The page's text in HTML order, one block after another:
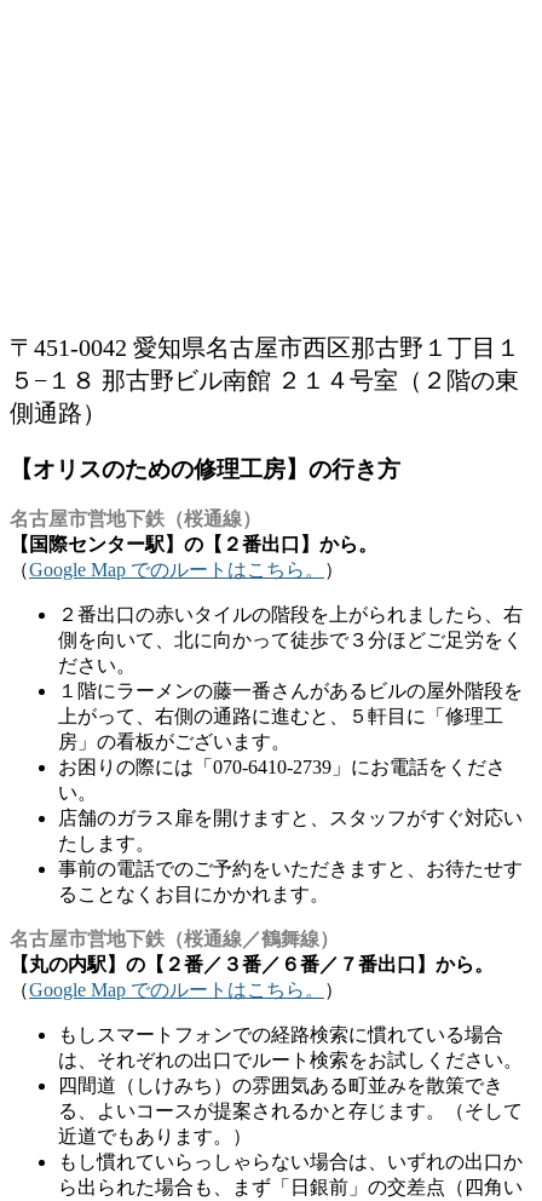
〒451-0042 愛知県名古屋市西区那古野１丁目１
５−１８ 那古野ビル南館 ２１４号室（２階の東
側通路）
【オリスのための修理工房】の行き方
名古屋市営地下鉄（桜通線）
【国際センター駅】の【２番出口】から。
（Google Map でのルートはこちら。 ）
２番出口の赤いタイルの階段を上がられましたら、右
側を向いて、北に向かって徒歩で３分ほどご足労をく
ださい。
１階にラーメンの藤一番さんがあるビルの屋外階段を
上がって、右側の通路に進むと、５軒目に「修理工
房」の看板がございます。
お困りの際には「070-6410-2739」にお電話をくださ
い。
店舗のガラス扉を開けますと、スタッフがすぐ対応い
たします。
事前の電話でのご予約をいただきますと、お待たせす
ることなくお目にかかれます。
名古屋市営地下鉄（桜通線／鶴舞線）
【丸の内駅】の【２番／３番／６番／７番出口】から。
（Google Map でのルートはこちら。 ）
もしスマートフォンでの経路検索に慣れている場合
は、それぞれの出口でルート検索をお試しください。
四間道（しけみち）の雰囲気ある町並みを散策でき
る、よいコースが提案されるかと存じます。（そして
近道でもあります。）
もし慣れていらっしゃらない場合は、いずれの出口か
ら出られた場合も、まず「日銀前」の交差点（四角い